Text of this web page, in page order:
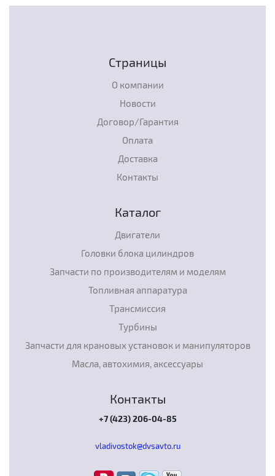
Страницы
О компании
Новости
Договор/Гарантия
Оплата
Доставка
Контакты
Каталог
Двигатели
Головки блока цилиндров
Запчасти по производителям и моделям
Топливная аппаратура
Трансмиссия
Турбины
Запчасти для крановых установок и манипуляторов
Масла, автохимия, аксессуары
Контакты
+7 (423) 206-04-85
vladivostok@dvsavto.ru